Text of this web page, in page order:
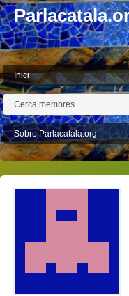
Inici
Cerca membres
Sobre Parlacatala.org